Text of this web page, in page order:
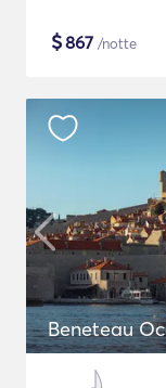
$867 /notte
Beneteau